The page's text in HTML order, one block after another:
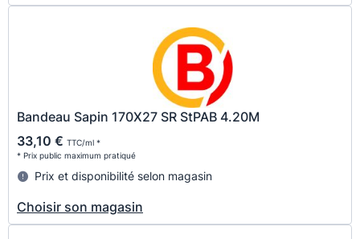
Bandeau Sapin 170X27 SR StPAB 4.20M
33,10 € TTC/ml *
* Prix public maximum pratiqué
Prix et disponibilité selon magasin
Choisir son magasin